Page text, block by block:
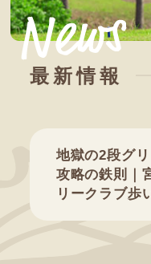
最新情報
地獄の2段グ
攻略の鉄則｜
リークラブ歩